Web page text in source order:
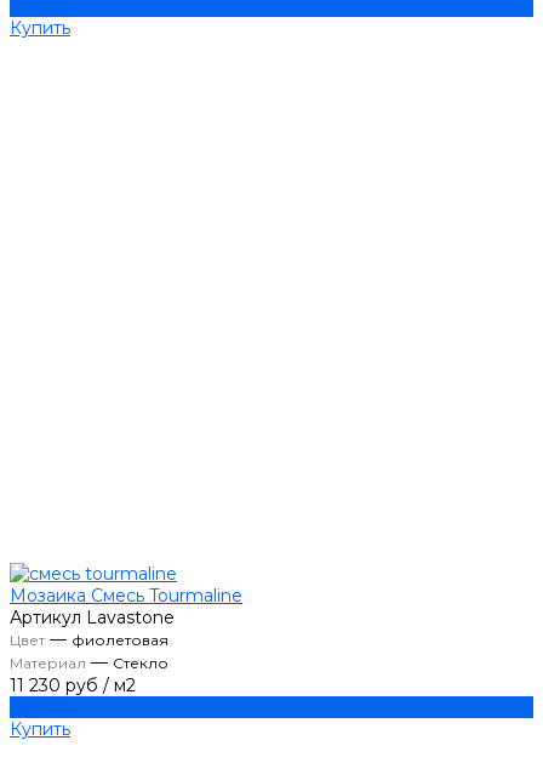
Купить
Мозаика Смесь Tourmaline
Артикул Lavastone
Цвет— фиолетовая
Материал — Стекло
11 230 руб / м2
Купить